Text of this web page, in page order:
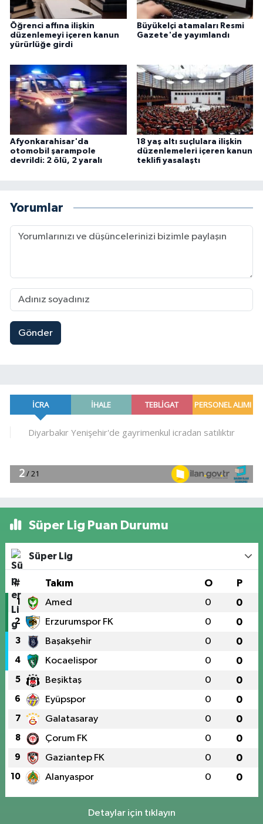
Öğrenci affına ilişkin
düzenlemeyi içeren kanun
yürürlüğe girdi
Büyükelçi atamaları Resmi
Gazete'de yayımlandı
Afyonkarahisar'da
otomobil şarampole
devrildi: 2 ölü, 2 yaralı
18 yaş altı suçlulara ilişkin
düzenlemeleri içeren kanun
teklifi yasalaştı
Yorumlar
Gönder
Süper Lig Puan Durumu
Süper Lig
# Takım O P
1 Amed 0 0
2 Erzurumspor FK 0 0
3 Başakşehir 0 0
4 Kocaelispor 0 0
5 Beşiktaş 0 0
6 Eyüpspor 0 0
7 Galatasaray 0 0
8 Çorum FK 0 0
9 Gaziantep FK 0 0
10 Alanyaspor 0 0
Detaylar için tıklayın